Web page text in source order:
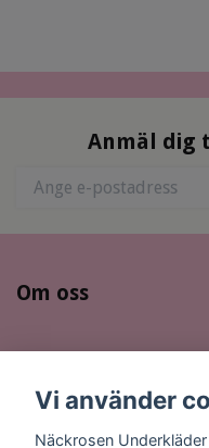
Anmäl dig
Om oss
Sociala medier
Vi använder
Näckrosen